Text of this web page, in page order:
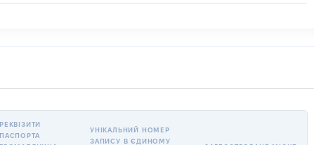
РЕКВІЗИТИ
ПАСПОРТА
УНІКАЛЬНИЙ НОМЕР
ЗАПИСУ В ЄДИНОМУ